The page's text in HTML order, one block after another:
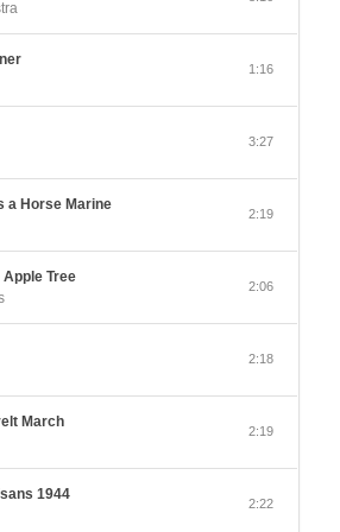
1:16
3:27
a Horse Marine
2:19
Tree
2:06
2:18
March
2:19
1944
2:22